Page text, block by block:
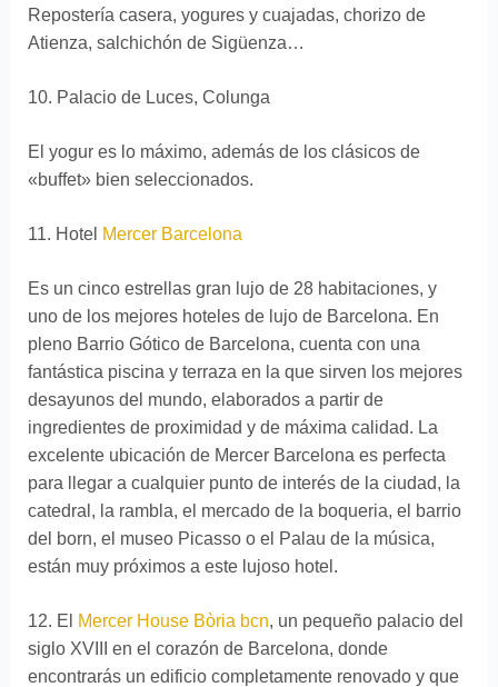
Repostería casera, yogures y cuajadas, chorizo de
Atienza, salchichón de Sigüenza…
10. Palacio de Luces, Colunga
El yogur es lo máximo, además de los clásicos de
«buffet» bien seleccionados.
11. Hotel Mercer Barcelona
Es un cinco estrellas gran lujo de 28 habitaciones, y
uno de los mejores hoteles de lujo de Barcelona. En
pleno Barrio Gótico de Barcelona, cuenta con una
fantástica piscina y terraza en la que sirven los mejores
desayunos del mundo, elaborados a partir de
ingredientes de proximidad y de máxima calidad. La
excelente ubicación de Mercer Barcelona es perfecta
para llegar a cualquier punto de interés de la ciudad, la
catedral, la rambla, el mercado de la boqueria, el barrio
del born, el museo Picasso o el Palau de la música,
están muy próximos a este lujoso hotel.
12. El Mercer House Bòria bcn, un pequeño palacio del
siglo XVIII en el corazón de Barcelona, donde
encontrarás un edificio completamente renovado y que